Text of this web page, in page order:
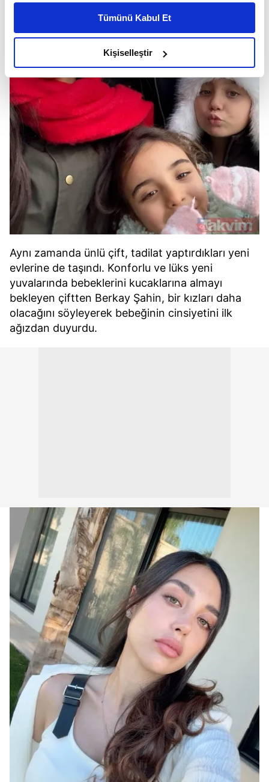
daha iyi reklam deneyimi yaşatabiliriz. Bunu yaparken
amacımızın size daha iyi bir reklam deneyimi sunmak
olduğunu ve sizlere en iyi içerikleri sunabilmek adına
elimizden gelen çabayı gösterdiğimizi ve bu noktada,
reklamların maliyetlerimizi karşılamak noktasında tek gelir
kalemimiz olduğunu sizlere hatırlatmak isteriz.
Her halükârda, kullanıcılar, bu çerezlere izin vermedikleri
takdirde, kullanıcılara hedefli reklamlar
gösterilmeyecektir."
Sizlere daha iyi bir hizmet sunabilmek için İnternet
Sitemizde kendimize ve üçüncü kişilere ait çerezler
kullanılmaktadır. Bu çerezler vasıtasıyla çeşitli kişisel
verileriniz işlenmekte olup gerekli olan çerezler bilgi
kullanılmaktadır. Diğer çerezler, sitemizin daha işlevsel
kılınması ve kişiselleştirilmesi ve sizlere yönelik
reklam/pazarlama faaliyetlerinin yapılması, amaçlarıyla
sınırlı olarak açık rızanız dahilinde kullanılacaktır.
Çerezlere ilişkin tercihlerinizi aşağıda yer alan panel
Tümünü Kabul Et
Kişiselleştir
Aynı zamanda ünlü çift, tadilat yaptırdıkları yeni
evlerine de taşındı. Konforlu ve lüks yeni
yuvalarında bebeklerini kucaklarına almayı
bekleyen çiftten Berkay Şahin, bir kızları daha
olacağını söyleyerek bebeğinin cinsiyetini ilk
ağızdan duyurdu.